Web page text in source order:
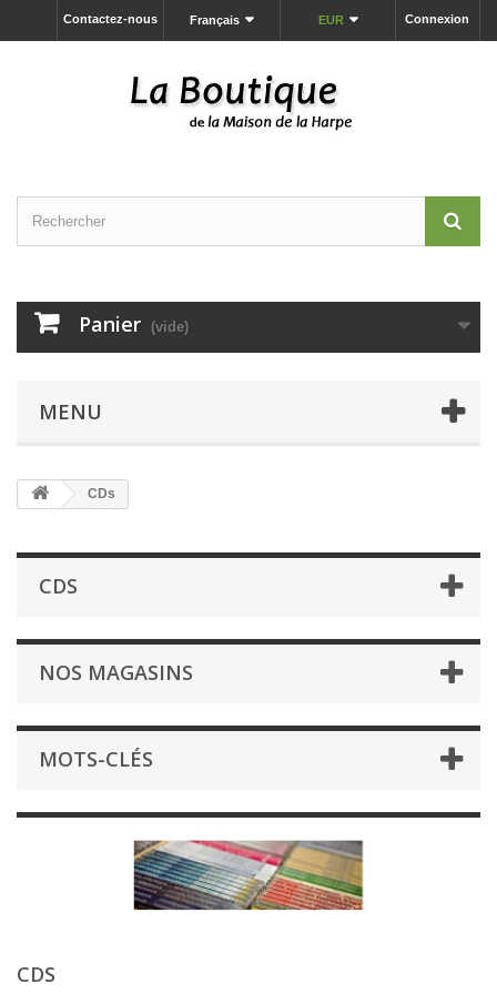
Connexion
EUR
Français
Contactez-nous
Panier (vide)
MENU
CDs
CDS
NOS MAGASINS
MOTS-CLÉS
CDS